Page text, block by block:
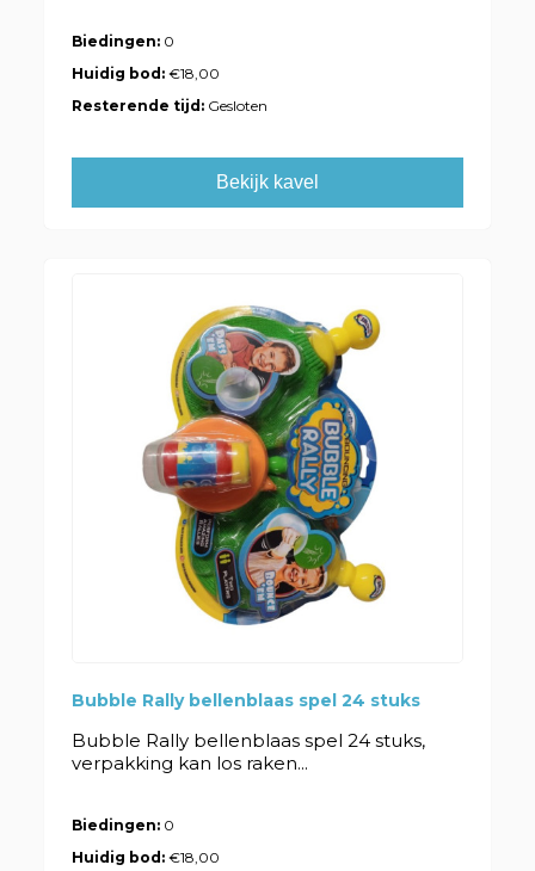
Biedingen: 0
Huidig bod:€18,00
Resterende tijd: Gesloten
Bekijk kavel
Bubble Rally bellenblaas spel 24 stuks
Bubble Rally bellenblaas spel 24 stuks,
verpakking kan los raken...
Biedingen: 0
Huidig bod:€18,00